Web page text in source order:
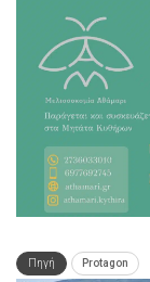
Πηγή Protagon